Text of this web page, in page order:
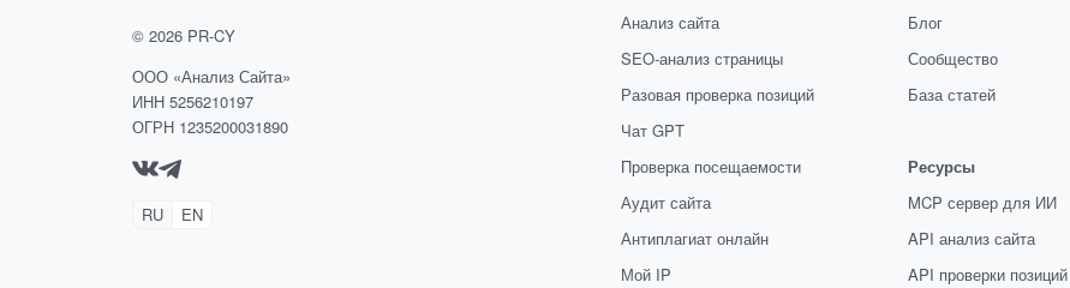
© 2026 PR-CY
ООО «Анализ Сайта»
ИНН 5256210197
ОГРН 1235200031890
RU EN
Анализ сайта
SEO-анализ страницы
Разовая проверка позиций
Чат GPT
Проверка посещаемости
Аудит сайта
Антиплагиат онлайн
Мой IP
Блог
Сообщество
База статей
Ресурсы
MCP сервер для ИИ
API анализ сайта
API проверки позиций